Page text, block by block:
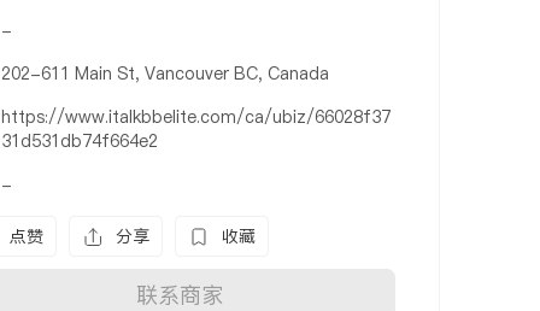
-
202-611 Main St, Vancouver BC, Canada
https://www.italkbbelite.com/ca/ubiz/66028f37
31d531db74f664e2
-
点赞 分享 收藏
联系商家